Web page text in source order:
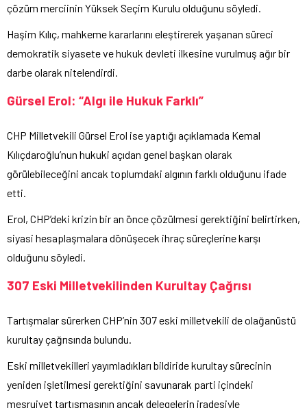
çözüm merciinin Yüksek Seçim Kurulu olduğunu söyledi.
Haşim Kılıç, mahkeme kararlarını eleştirerek yaşanan süreci
demokratik siyasete ve hukuk devleti ilkesine vurulmuş ağır bir
darbe olarak nitelendirdi.
Gürsel Erol: “Algı ile Hukuk Farklı”
CHP Milletvekili Gürsel Erol ise yaptığı açıklamada Kemal
Kılıçdaroğlu’nun hukuki açıdan genel başkan olarak
görülebileceğini ancak toplumdaki algının farklı olduğunu ifade
etti.
Erol, CHP’deki krizin bir an önce çözülmesi gerektiğini belirtirken,
siyasi hesaplaşmalara dönüşecek ihraç süreçlerine karşı
olduğunu söyledi.
307 Eski Milletvekilinden Kurultay Çağrısı
Tartışmalar sürerken CHP’nin 307 eski milletvekili de olağanüstü
kurultay çağrısında bulundu.
Eski milletvekilleri yayımladıkları bildiride kurultay sürecinin
yeniden işletilmesi gerektiğini savunarak parti içindeki
meşruiyet tartışmasının ancak delegelerin iradesiyle